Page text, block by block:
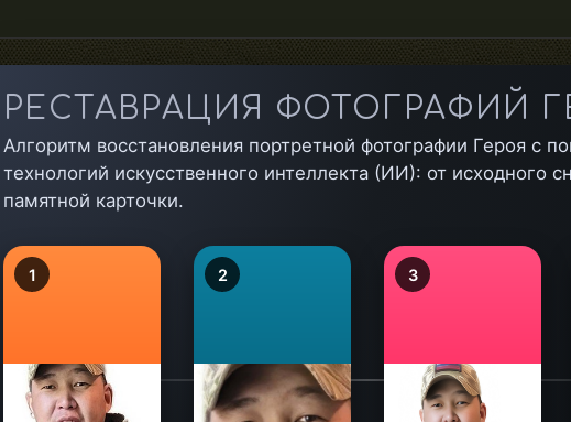
РЕСТАВРАЦИЯ ФОТОГРАФИЙ
Алгоритм восстановления портретной фотографии Героя с
технологий искусственного интеллекта (ИИ): от исходного
памятной карточки.
1 2 3